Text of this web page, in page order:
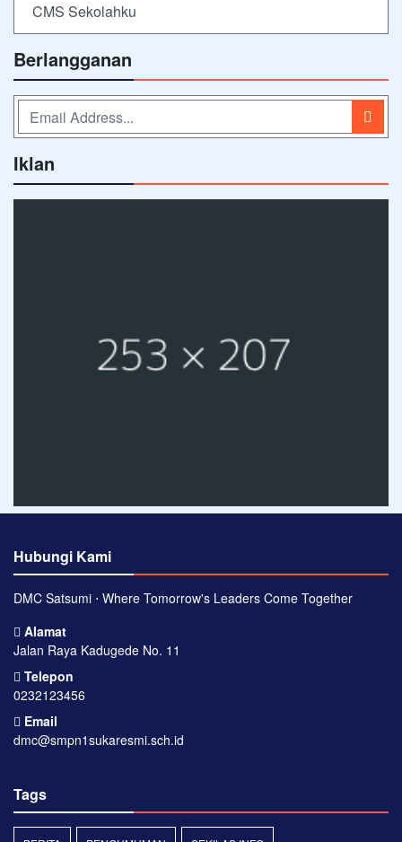
CMS Sekolahku
Berlangganan
Iklan
Hubungi Kami
DMC Satsumi ⋅ Where Tomorrow's Leaders Come Together
Alamat
Jalan Raya Kadugede No. 11
Telepon
0232123456
Email
dmc@smpn1sukaresmi.sch.id
Tags